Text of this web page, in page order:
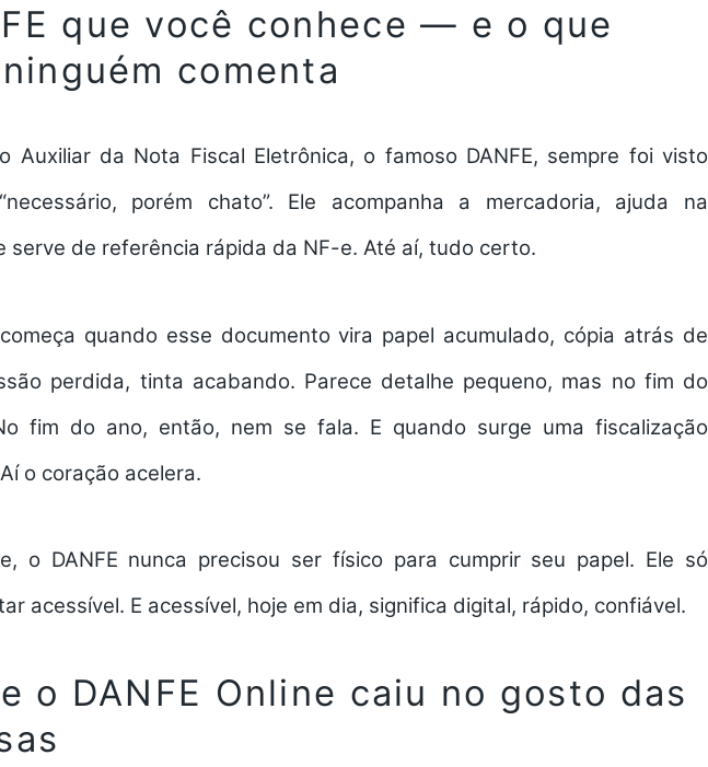
que você conhece — e o que
comenta
Auxiliar da Nota Fiscal Eletrônica, o famoso DANFE, sempre foi visto
porém chato”. Ele acompanha a mercadoria, ajuda na
serve de referência rápida da NF-e. Até aí, tudo certo.
quando esse documento vira papel acumulado, cópia atrás de
perdida, tinta acabando. Parece detalhe pequeno, mas no fim do
fim do ano, então, nem se fala. E quando surge uma fiscalização
o coração acelera.
o DANFE nunca precisou ser físico para cumprir seu papel. Ele só
acessível. E acessível, hoje em dia, significa digital, rápido, confiável.
o DANFE Online caiu no gosto das